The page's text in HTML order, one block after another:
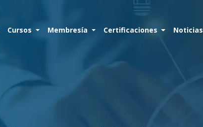
Cursos Membresía Certificaciones Noticias